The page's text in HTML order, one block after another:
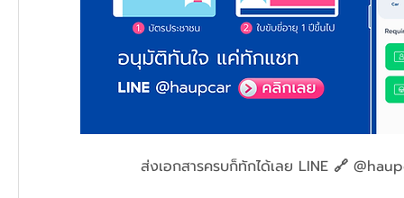
ส่งเอกสารครบก็ทักได้เลย LINE 🔗